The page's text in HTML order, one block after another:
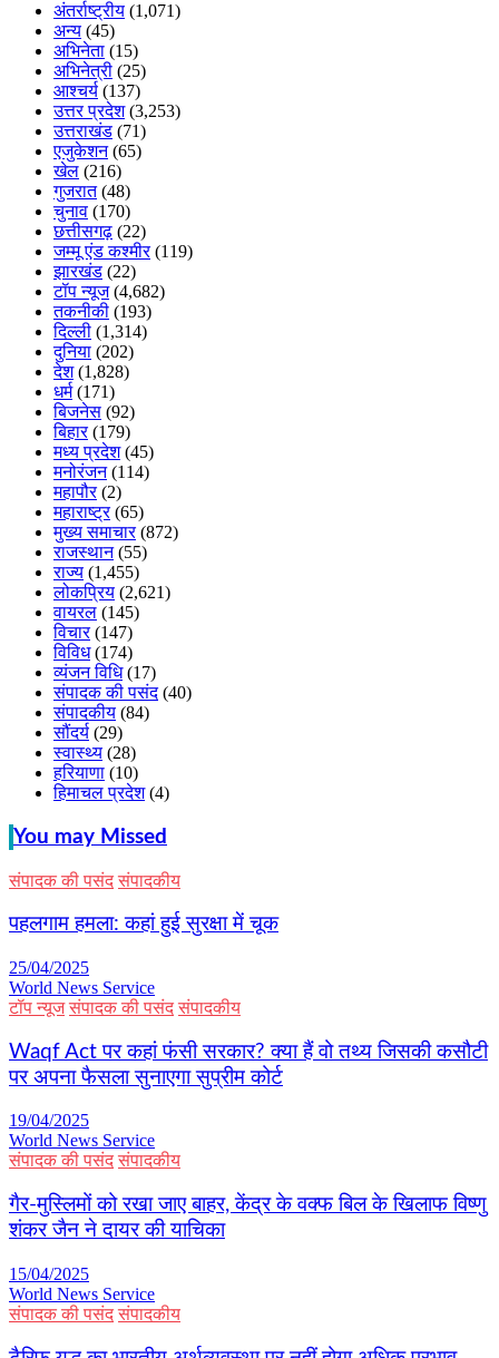
अंतर्राष्ट्रीय (1,071)
अन्य (45)
अभिनेता (15)
अभिनेत्री (25)
आश्चर्य (137)
उत्तर प्रदेश(3,253)
उत्तराखंड (71)
एजुकेशन(65)
खेल (216)
गुजरात(48)
चुनाव (170)
छत्तीसगढ़ (22)
जम्मू एंड कश्मीर(119)
झारखंड (22)
टॉप न्यूज(4,682)
तकनीकी (193)
दिल्ली (1,314)
दुनिया (202)
देश(1,828)
धर्म(171)
बिजनेस (92)
बिहार(179)
मध्य प्रदेश(45)
मनोरंजन(114)
महापौर(2)
महाराष्ट्र(65)
मुख्य समाचार(872)
राजस्थान(55)
राज्य (1,455)
लोकप्रिय (2,621)
वायरल (145)
विचार(147)
विविध(174)
व्यंजन विधि(17)
संपादक की पसंद(40)
संपादकीय (84)
सौंदर्य (29)
स्वास्थ्य (28)
हरियाणा (10)
हिमाचल प्रदेश(4)
You may Missed
संपादक की पसंद संपादकीय
पहलगाम हमला: कहां हुई सुरक्षा में चूक
25/04/2025
World News Service
टॉप न्यूज संपादक की पसंद संपादकीय
Waqf Act पर कहां फंसी सरकार? क्या हैं वो तथ्य जिसकी कसौटी
पर अपना फैसला सुनाएगा सुप्रीम कोर्ट
19/04/2025
World News Service
संपादक की पसंद संपादकीय
गैर-मुस्लिमों को रखा जाए बाहर, केंद्र के वक्फ बिल के खिलाफ विष्णु
शंकर जैन ने दायर की याचिका
15/04/2025
World News Service
संपादक की पसंद संपादकीय